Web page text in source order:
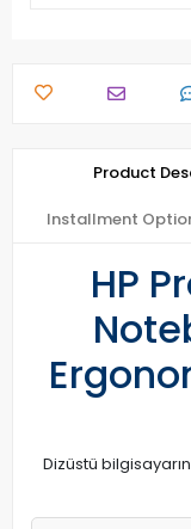
Product
Installment
HP
Dizüstü